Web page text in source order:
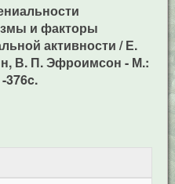
и факторы
активности / Е.
В. П. Эфроимсон - М.:
376c.